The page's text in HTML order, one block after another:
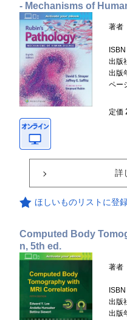
- Mechanisms of
著者
ISBN
出版
出版
ペー
定価
詳
ほしいものリストに登
Computed Body
n, 5th ed.
著者
ISBN
出版
出版